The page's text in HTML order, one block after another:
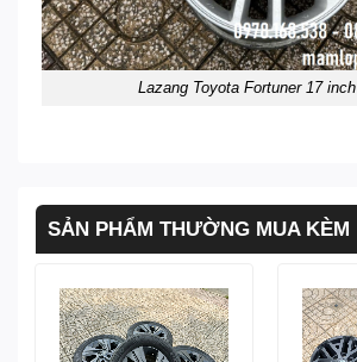
Lazang Toyota Fortuner 17 inch
SẢN PHẨM THƯỜNG MUA KÈM